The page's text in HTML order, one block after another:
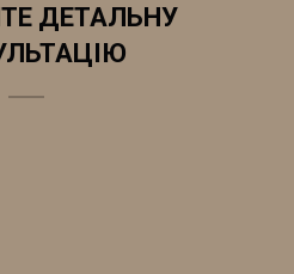
ДЕТАЛЬНУ